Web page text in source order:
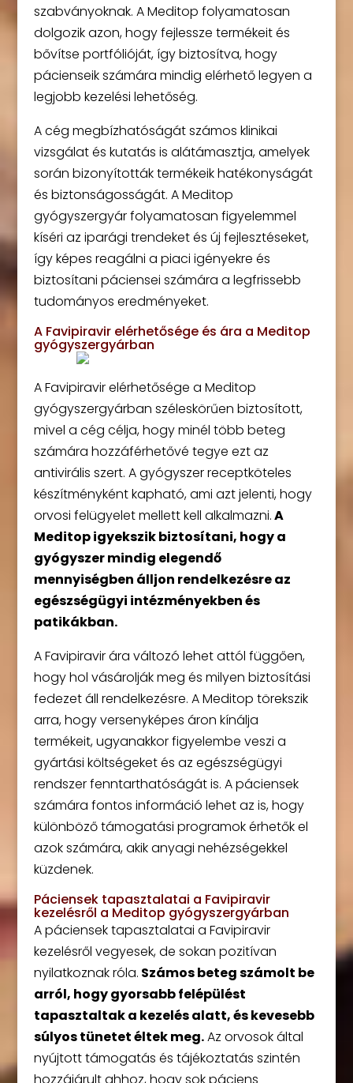
szabványoknak. A Meditop folyamatosan
dolgozik azon, hogy fejlessze termékeit és
bővítse portfólióját, így biztosítva, hogy
pácienseik számára mindig elérhető legyen a
legjobb kezelési lehetőség.
A cég megbízhatóságát számos klinikai
vizsgálat és kutatás is alátámasztja, amelyek
során bizonyították termékeik hatékonyságát
és biztonságosságát. A Meditop
gyógyszergyár folyamatosan figyelemmel
kíséri az iparági trendeket és új fejlesztéseket,
így képes reagálni a piaci igényekre és
biztosítani páciensei számára a legfrissebb
tudományos eredményeket.
A Favipiravir elérhetősége és ára a Meditop
gyógyszergyárban
A Favipiravir elérhetősége a Meditop
gyógyszergyárban széleskörűen biztosított,
mivel a cég célja, hogy minél több beteg
számára hozzáférhetővé tegye ezt az
antivirális szert. A gyógyszer receptköteles
készítményként kapható, ami azt jelenti, hogy
orvosi felügyelet mellett kell alkalmazni.A
Meditop igyekszik biztosítani, hogy a
gyógyszer mindig elegendő
mennyiségben álljon rendelkezésre az
egészségügyi intézményekben és
patikákban.
A Favipiravir ára változó lehet attól függően,
hogy hol vásárolják meg és milyen biztosítási
fedezet áll rendelkezésre. A Meditop törekszik
arra, hogy versenyképes áron kínálja
termékeit, ugyanakkor figyelembe veszi a
gyártási költségeket és az egészségügyi
rendszer fenntarthatóságát is. A páciensek
számára fontos információ lehet az is, hogy
különböző támogatási programok érhetők el
azok számára, akik anyagi nehézségekkel
küzdenek.
Páciensek tapasztalatai a Favipiravir
kezelésről a Meditop gyógyszergyárban
A páciensek tapasztalatai a Favipiravir
kezelésről vegyesek, de sokan pozitívan
nyilatkoznak róla. Számos beteg számolt be
arról, hogy gyorsabb felépülést
tapasztaltak a kezelés alatt, és kevesebb
súlyos tünetet éltek meg.Az orvosok által
nyújtott támogatás és tájékoztatás szintén